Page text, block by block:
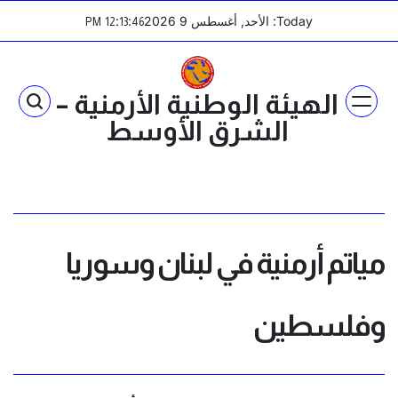
Today: الأحد, أغسطس 9 2026 12:13:46
PM
الهيئة الوطنية الأرمنية –
الشرق الأوسط
مياتم أرمنية في لبنان وسوريا
وفلسطين